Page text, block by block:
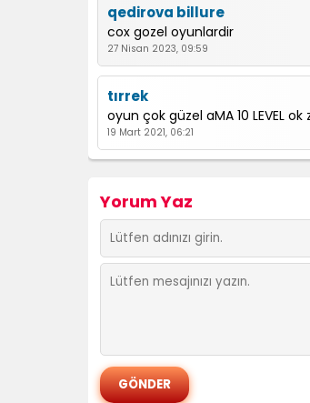
qedirova billure
cox gozel oyunlardir
27 Nisan 2023, 09:59
tırrek
oyun çok güzel aMA 10 LEVEL
19 Mart 2021, 06:21
Yorum Yaz